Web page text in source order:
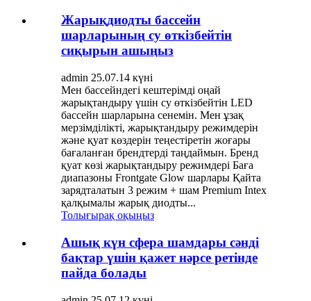
Жарықдиодты бассейн
шарларының су өткізбейтін
сиқырын ашыңыз
admin 25.07.14 күні
Мен бассейндегі кештерімді оңай
жарықтандыру үшін су өткізбейтін LED
бассейн шарларына сенемін. Мен ұзақ
мерзімділікті, жарықтандыру режимдерін
және қуат көздерін теңестіретін жоғары
бағаланған брендтерді таңдаймын. Бренд
қуат көзі жарықтандыру режимдері Баға
диапазоны Frontgate Glow шарлары Қайта
зарядталатын 3 режим + шам Premium Intex
қалқымалы жарық диодты...
Толығырақ оқыңыз
Ашық күн сфера шамдары сәнді
бақтар үшін қажет нәрсе ретінде
пайда болады